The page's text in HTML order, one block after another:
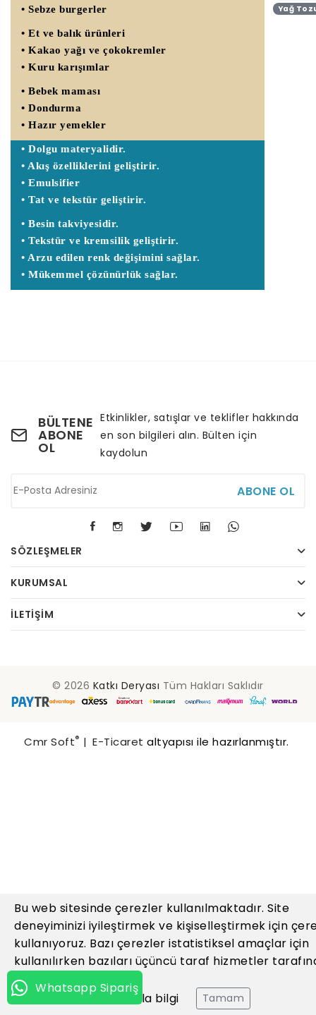
• Sebze burgerler
• Et ve balık ürünleri
• Kakao yağı ve çokokremler
• Kuru karışımlar
• Bebek maması
• Dondurma
• Hazır yemekler
• Dolgu materyalidir.
• Akış özelliklerini geliştirir.
• Emulsifier
• Tat ve tekstür geliştirir.
• Besin takviyesidir.
• Tekstür ve kremsilik geliştirir.
• Arzu edilen renk değişimini sağlar.
• Mükemmel çözünürlük sağlar.
Yağ
BÜLTENE
ABONE
OL
Etkinlikler, satışlar ve teklifler hakkında
en son bilgileri alın. Bülten için
kaydolun
ABONE OL
SÖZLEŞMELER
KURUMSAL
İLETIŞIM
© 2026 Katkı Deryası Tüm Hakları Saklıdır
Cmr Soft® | E-Ticaret altyapısı ile hazırlanmıştır.
Bu web sitesinde çerezler kullanılmaktadır. Site
deneyiminizi iyileştirmek ve kişiselleştirmek için
kullanıyoruz. Bazı çerezler istatistiksel amaçlar için
kullanılırken bazıları üçüncü taraf hizmetler
kullanılır.
Daha fazla bilgi
Tamam
Whatsapp Sipariş